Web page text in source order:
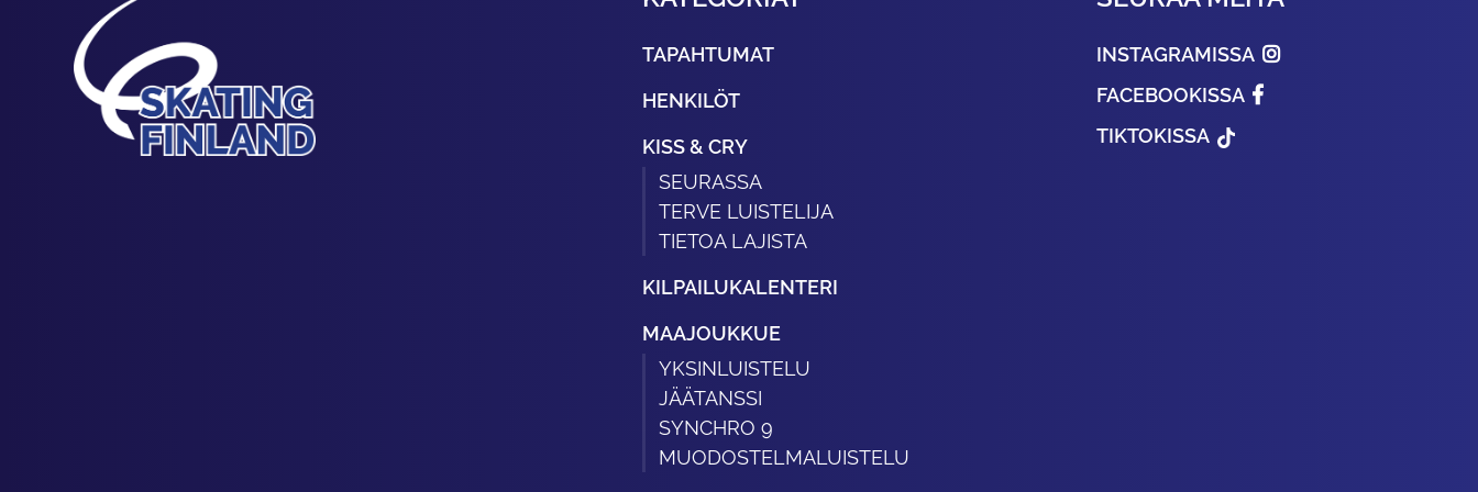
TAPAHTUMAT
HENKILÖT
KISS & CRY
SEURASSA
TERVE LUISTELIJA
TIETOA LAJISTA
KILPAILUKALENTERI
MAAJOUKKUE
YKSINLUISTELU
JÄÄTANSSI
SYNCHRO 9
MUODOSTELMALUISTELU
INSTAGRAMISSA
FACEBOOKISSA
TIKTOKISSA